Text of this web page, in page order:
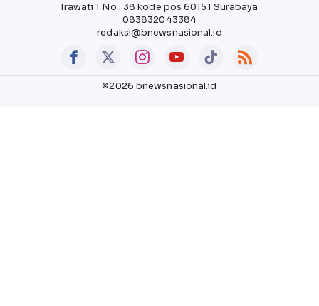
Irawati 1 No : 38 kode pos 60151 Surabaya
083832043384
redaksi@bnewsnasional.id
©2026 bnewsnasional.id